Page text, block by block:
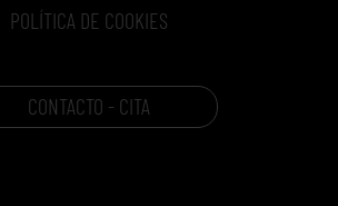
POLÍTICA DE COOKIES
CONTACTO - CITA